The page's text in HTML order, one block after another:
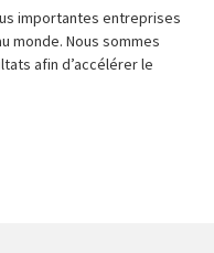
importantes entreprises
monde. Nous sommes
afin d’accélérer le